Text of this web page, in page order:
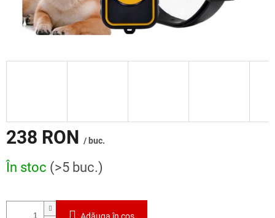
238 RON / buc.
Evaluare
preţ:
În stoc (>5 buc.)